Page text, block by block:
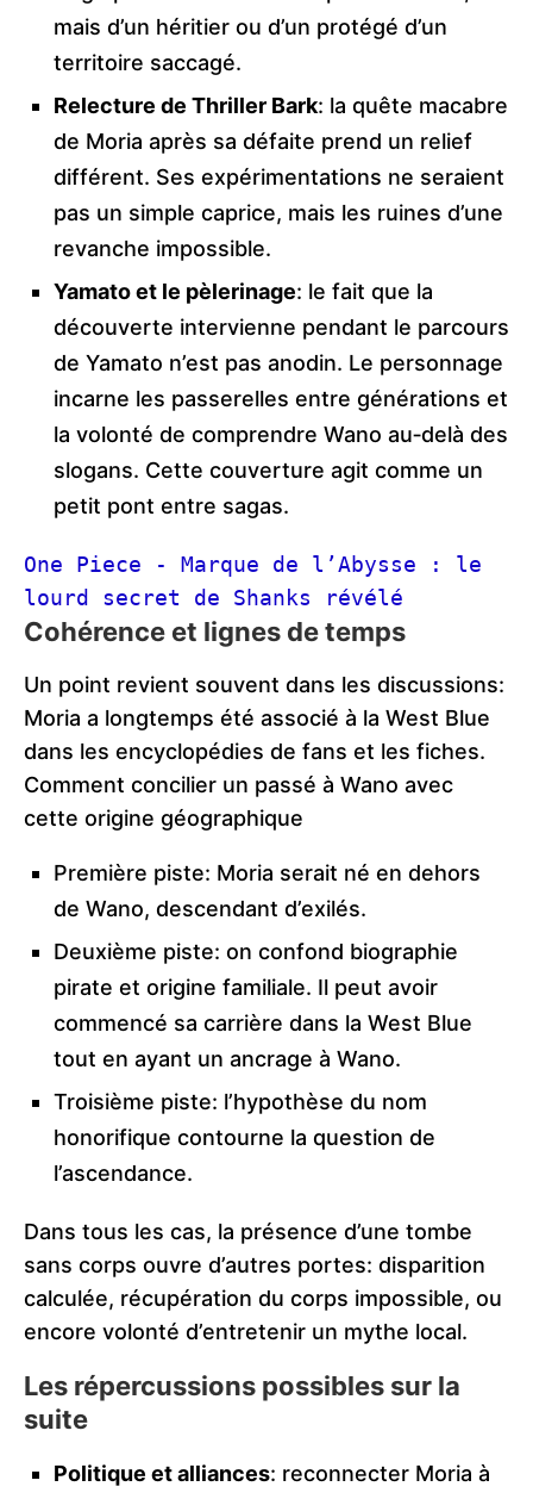
mais d’un héritier ou d’un protégé d’un
territoire saccagé.
Relecture de Thriller Bark: la quête macabre
de Moria après sa défaite prend un relief
différent. Ses expérimentations ne seraient
pas un simple caprice, mais les ruines d’une
revanche impossible.
Yamato et le pèlerinage: le fait que la
découverte intervienne pendant le parcours
de Yamato n’est pas anodin. Le personnage
incarne les passerelles entre générations et
la volonté de comprendre Wano au‑delà des
slogans. Cette couverture agit comme un
petit pont entre sagas.
One Piece - Marque de l’Abysse : le
lourd secret de Shanks révélé
Cohérence et lignes de temps
Un point revient souvent dans les discussions:
Moria a longtemps été associé à la West Blue
dans les encyclopédies de fans et les fiches.
Comment concilier un passé à Wano avec
cette origine géographique
Première piste: Moria serait né en dehors
de Wano, descendant d’exilés.
Deuxième piste: on confond biographie
pirate et origine familiale. Il peut avoir
commencé sa carrière dans la West Blue
tout en ayant un ancrage à Wano.
Troisième piste: l’hypothèse du nom
honorifique contourne la question de
l’ascendance.
Dans tous les cas, la présence d’une tombe
sans corps ouvre d’autres portes: disparition
calculée, récupération du corps impossible, ou
encore volonté d’entretenir un mythe local.
Les répercussions possibles sur la
suite
Politique et alliances: reconnecter Moria à